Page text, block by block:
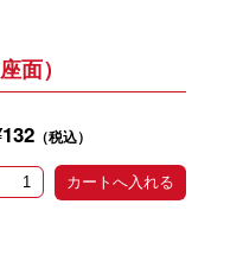
面）
（税込）